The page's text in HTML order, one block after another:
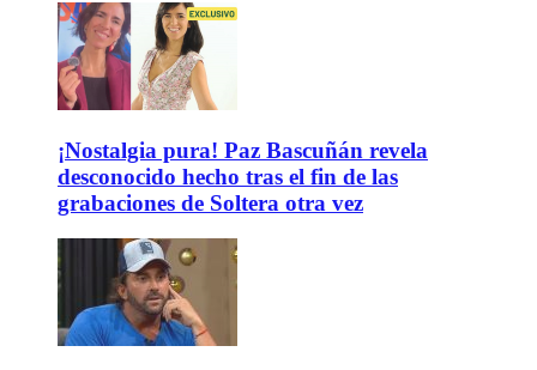
¡Nostalgia pura! Paz Bascuñán revela
desconocido hecho tras el fin de las
grabaciones de Soltera otra vez